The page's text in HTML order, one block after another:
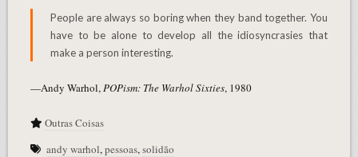
People are always so boring when they band together. You
have to be alone to develop all the idiosyncrasies that
make a person interesting.
—Andy Warhol,POPism: The Warhol Sixties, 1980
Outras Coisas
andy warhol,pessoas,solidão